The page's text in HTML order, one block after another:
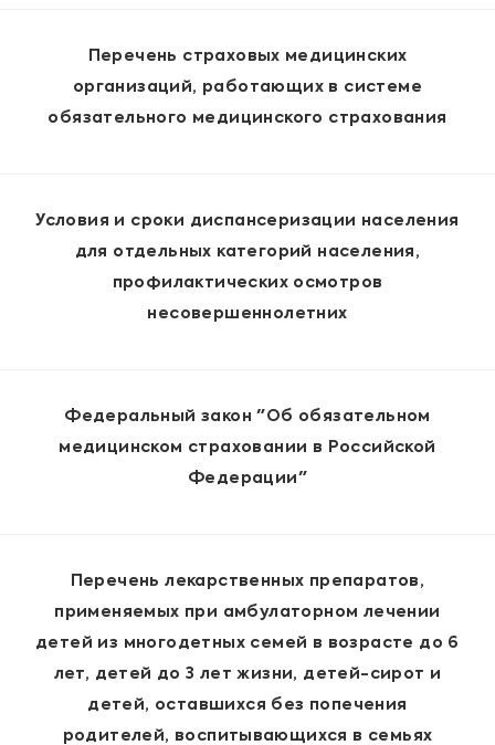
Перечень страховых медицинских
организаций, работающих в системе
обязательного медицинского страхования
Условия и сроки диспансеризации населения
для отдельных категорий населения,
профилактических осмотров
несовершеннолетних
Федеральный закон "Об обязательном
медицинском страховании в Российской
Федерации"
Перечень лекарственных препаратов,
применяемых при амбулаторном лечении
детей из многодетных семей в возрасте до 6
лет, детей до 3 лет жизни, детей-сирот и
детей, оставшихся без попечения
родителей, воспитывающихся в семьях